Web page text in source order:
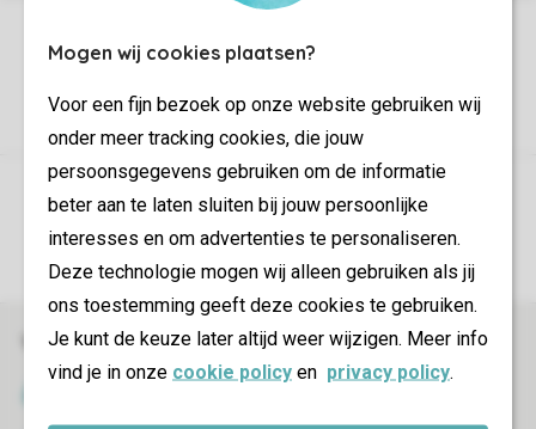
Mogen wij cookies plaatsen?
Voor een fijn bezoek op onze website gebruiken wij
onder meer tracking cookies, die jouw
persoonsgegevens gebruiken om de informatie
beter aan te laten sluiten bij jouw persoonlijke
interesses en om advertenties te personaliseren.
Deze technologie mogen wij alleen gebruiken als jij
ons toestemming geeft deze cookies te gebruiken.
Je kunt de keuze later altijd weer wijzigen. Meer info
vind je in onze cookie policy en privacy policy.
Controle over jouw gegevens & privacy
Instellingen wijzigen
Veilig en snel online boeken